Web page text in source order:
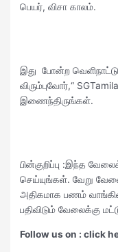
பெயர், விசா காலம்.
இது போன்ற
விரும்புவோர்,“
இணைந்திருங்கள்.
பின்குறிப்பு :இந்த
செய்யுங்கள். வேறு
அதிகமாக பணம்
பதிவிடும் வேலைக்கு
Follow us on : click